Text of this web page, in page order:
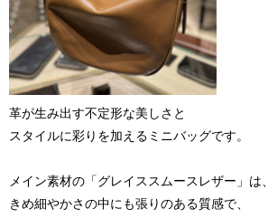
革が生み出す不定形な美しさと
スタイルに彩りを加えるミニバッグです。
メイン素材の「グレイススムースレザー」は、
きめ細やかさの中にも張りのある質感で、